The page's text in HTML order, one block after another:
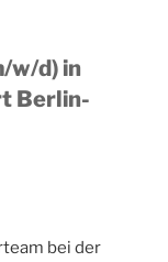
w/d) in
Berlin-
bei der